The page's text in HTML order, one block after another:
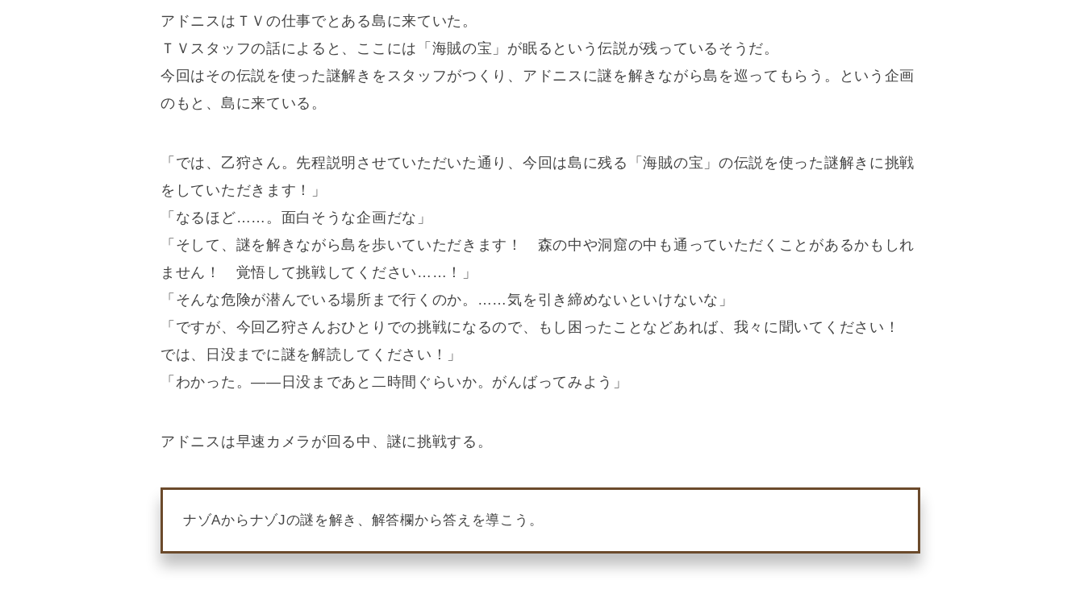
アドニスはＴＶの仕事でとある島に来ていた。
ＴＶスタッフの話によると、ここには「海賊の宝」が眠るという伝説が残っているそうだ。
今回はその伝説を使った謎解きをスタッフがつくり、アドニスに謎を解きながら島を巡ってもらう。という企画
のもと、島に来ている。
「では、乙狩さん。先程説明させていただいた通り、今回は島に残る「海賊の宝」の伝説を使った謎解きに挑戦
をしていただきます！」
「なるほど……。面白そうな企画だな」
「そして、謎を解きながら島を歩いていただきます！ 森の中や洞窟の中も通っていただくことがあるかもしれ
ません！ 覚悟して挑戦してください……！」
「そんな危険が潜んでいる場所まで行くのか。……気を引き締めないといけないな」
「ですが、今回乙狩さんおひとりでの挑戦になるので、もし困ったことなどあれば、我々に聞いてください！
では、日没までに謎を解読してください！」
「わかった。――日没まであと二時間ぐらいか。がんばってみよう」
アドニスは早速カメラが回る中、謎に挑戦する。
ナゾAからナゾJの謎を解き、解答欄から答えを導こう。